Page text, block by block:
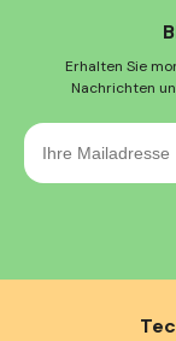
Erhalten Sie
Nachrichten
Ihre
Mailadresse